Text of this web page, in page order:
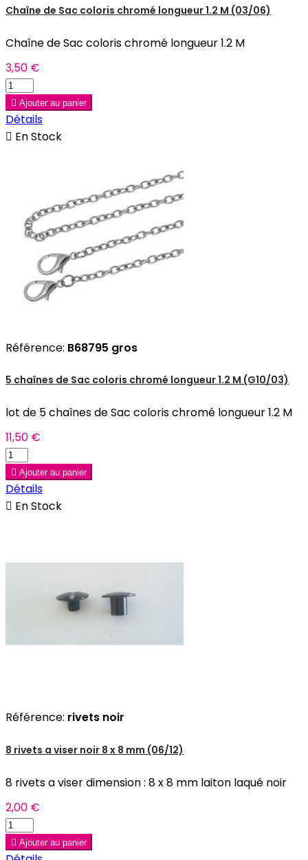
Chaîne de Sac coloris chromé longueur 1.2 M (03/06)
Chaîne de Sac coloris chromé longueur 1.2 M
3,50 €
 Ajouter au panier
Détails
 En Stock
Référence: B68795 gros
5 chaînes de Sac coloris chromé longueur 1.2 M (G10/03)
lot de 5 chaînes de Sac coloris chromé longueur 1.2 M
11,50 €
 Ajouter au panier
Détails
 En Stock
Référence: rivets noir
8 rivets a viser noir 8 x 8 mm (06/12)
8 rivets a viser dimension : 8 x 8 mm laiton laqué noir
2,00 €
 Ajouter au panier